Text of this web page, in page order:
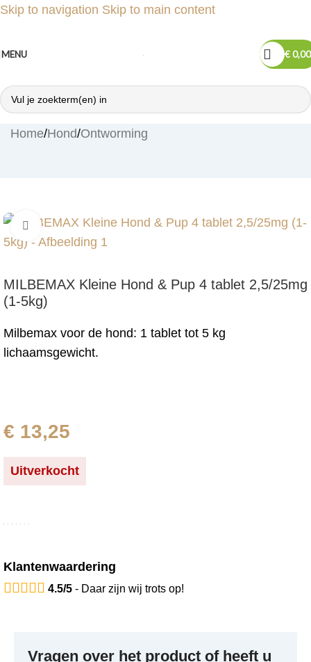
Skip to navigation Skip to main content
MENU €0,00
Home/Hond/Ontworming
Klik om te vergroten
MILBEMAX Kleine Hond & Pup 4 tablet 2,5/25mg
(1-5kg)
Milbemax voor de hond: 1 tablet tot 5 kg
lichaamsgewicht.
€ 13,25
Uitverkocht
Klantenwaardering
4.5/5 - Daar zijn wij trots op!
Vragen over het product of heeft u